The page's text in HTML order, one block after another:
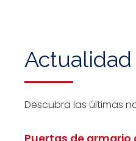
Descubra las últimas